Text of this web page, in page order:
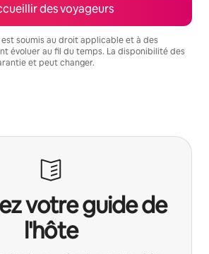
des voyageurs
est soumis au droit applicable et à des
évoluer au fil du temps. La disponibilité des
et peut changer.
votre guide de
l'hôte